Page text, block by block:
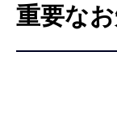
重要なお